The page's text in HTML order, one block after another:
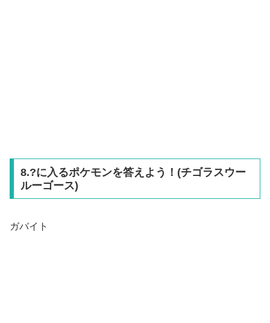
8.?に入るポケモンを答えよう！(チゴラスウー
ルーゴース)
ガバイト